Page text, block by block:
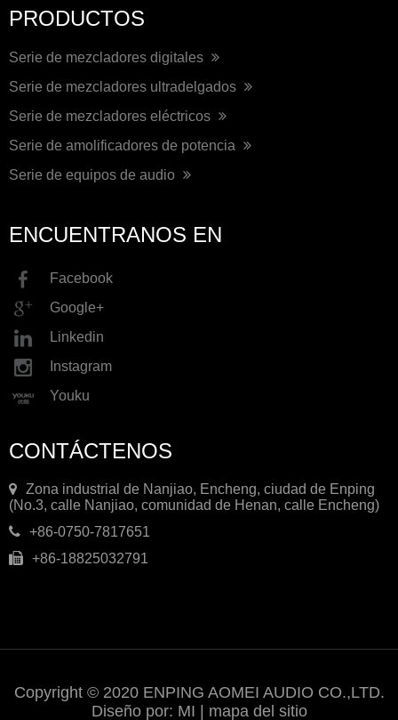
PRODUCTOS
Serie de mezcladores digitales
Serie de mezcladores ultradelgados
Serie de mezcladores eléctricos
Serie de amolificadores de potencia
Serie de equipos de audio
ENCUENTRANOS EN
Facebook
Google+
Linkedin
Instagram
Youku
CONTÁCTENOS
Zona industrial de Nanjiao, Encheng, ciudad de Enping
(No.3, calle Nanjiao, comunidad de Henan, calle Encheng)
+86-0750-7817651
+86-18825032791
Copyright © 2020 ENPING AOMEI AUDIO CO.,LTD.
Diseño por: MI mapa del sitio